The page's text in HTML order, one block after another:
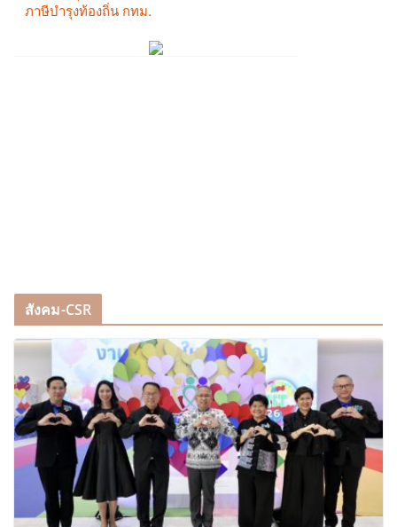
สังคม-CSR